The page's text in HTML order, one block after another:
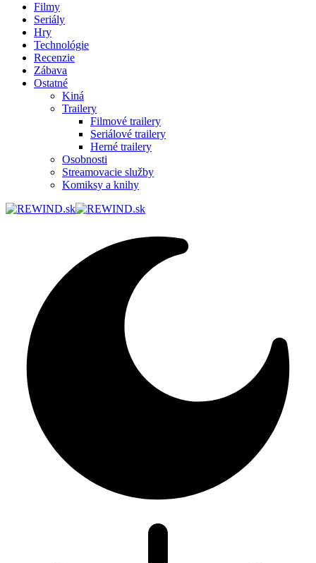
Filmy
Seriály
Hry
Technológie
Recenzie
Zábava
Ostatné
Kiná
Trailery
Filmové trailery
Seriálové trailery
Herné trailery
Osobnosti
Streamovacie služby
Komiksy a knihy